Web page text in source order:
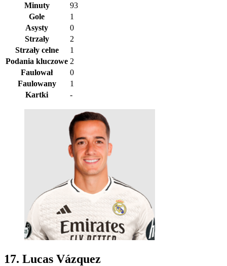
Minuty
93
Gole
1
Asysty
0
Strzały
2
Strzały celne
1
Podania kluczowe 2
Faulował
0
Faulowany
1
Kartki
-
17. Lucas Vázquez